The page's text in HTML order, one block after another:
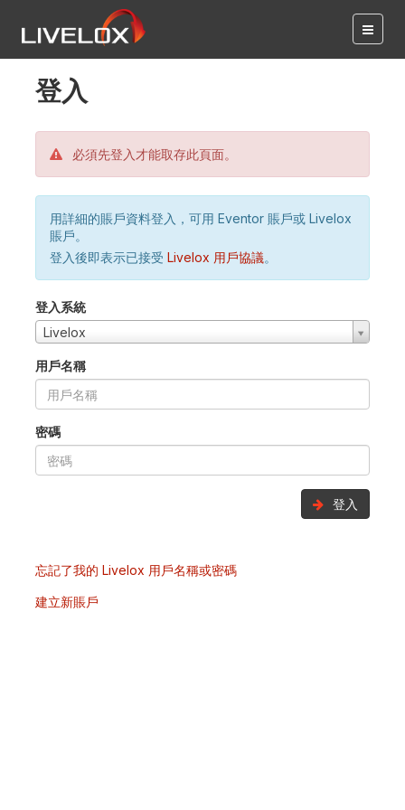
登入
必須先登入才能取存此頁面。
用詳細的賬戶資料登入，可用 Eventor 賬戶或 Livelox
賬戶。
登入後即表示已接受 Livelox 用戶協議。
登入系統
Livelox
用戶名稱
密碼
登入
忘記了我的 Livelox 用戶名稱或密碼
建立新賬戶